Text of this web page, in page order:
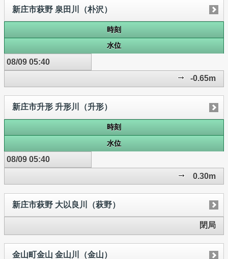
新庄市萩野 泉田川（朴沢）
時刻
水位
08/09 05:40
-0.65m
新庄市升形 升形川（升形）
時刻
水位
08/09 05:40
0.30m
新庄市萩野 大以良川（萩野）
閉局
金山町金山 金山川（金山）